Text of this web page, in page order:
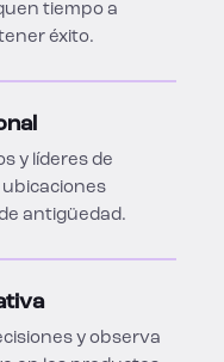
tiempo a
éxito.
y líderes de
antigüedad.
y observa